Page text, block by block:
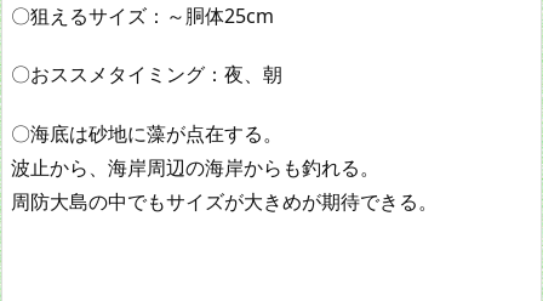
〇狙えるサイズ：～胴体25cm
〇おススメタイミング：夜、朝
〇海底は砂地に藻が点在する。
波止から、海岸周辺の海岸からも釣れる。
周防大島の中でもサイズが大きめが期待できる。